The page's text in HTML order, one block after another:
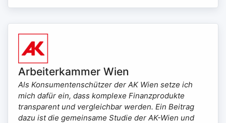
Arbeiterkammer Wien
Als Konsumentenschützer der AK Wien setze ich
mich dafür ein, dass komplexe Finanzprodukte
transparent und vergleichbar werden. Ein Beitrag
dazu ist die gemeinsame Studie der AK-Wien und